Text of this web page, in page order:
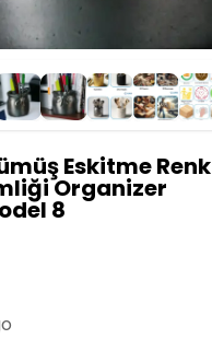
Eskitme Renk
Organizer
8